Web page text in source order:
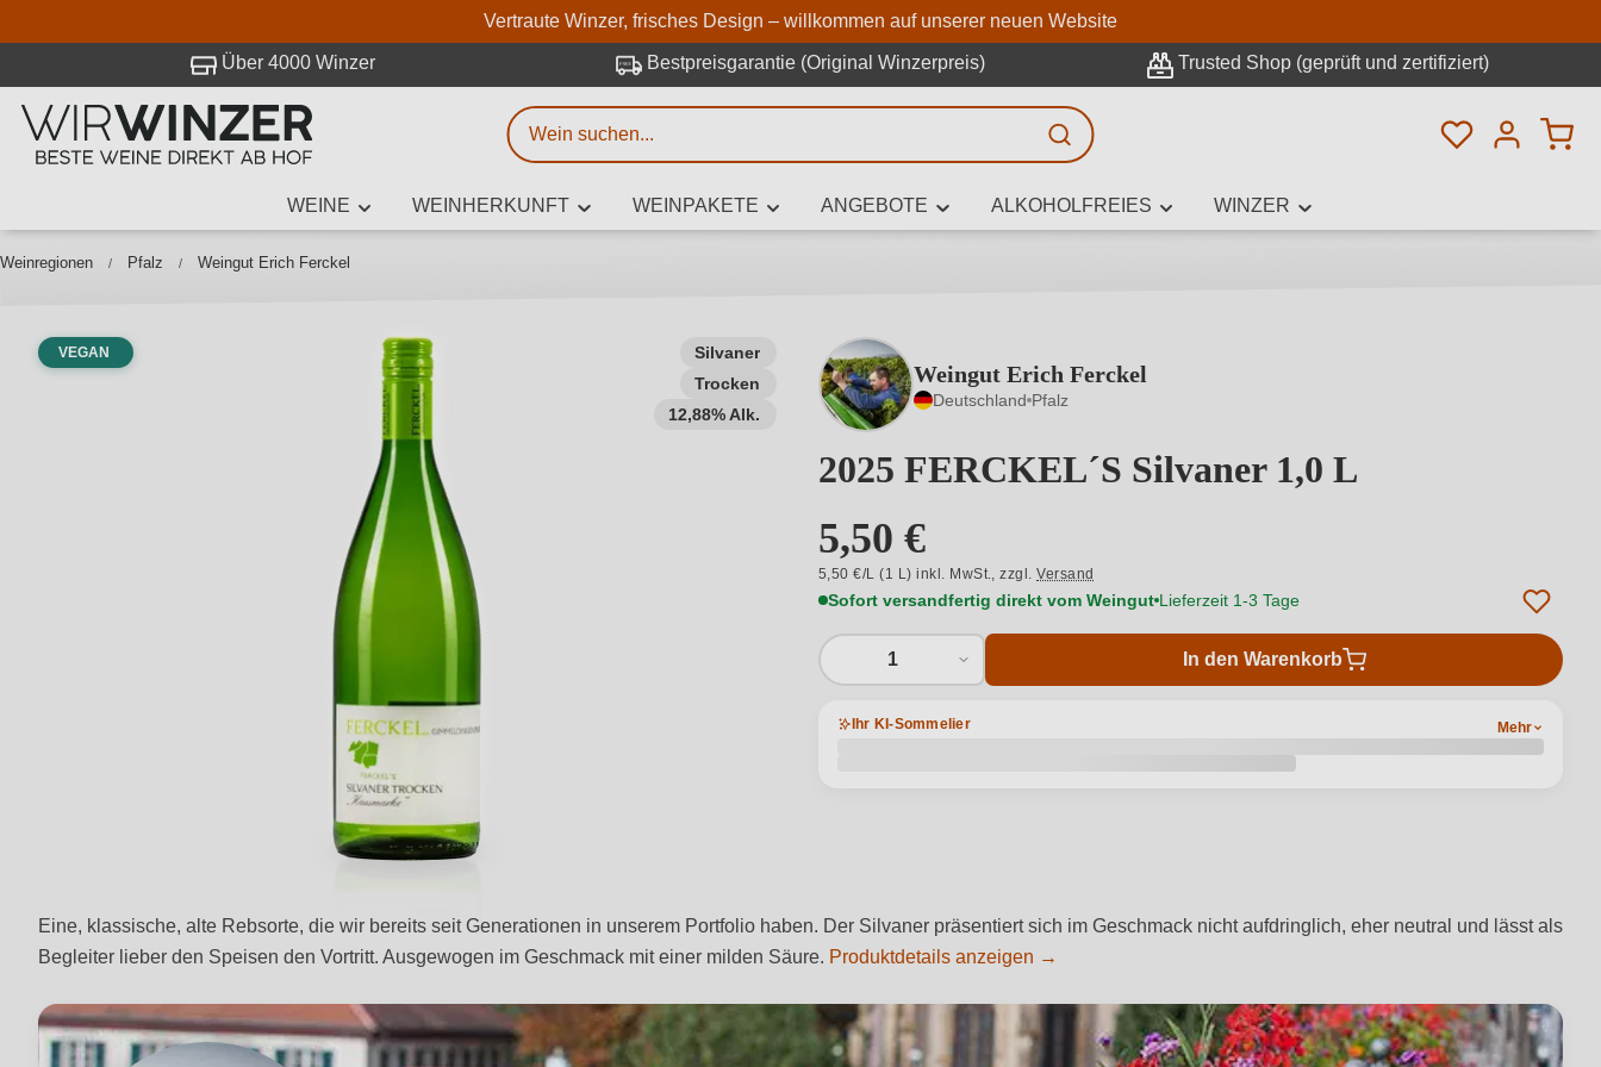
Zum Hauptinhalt springen
Zur Suche springen
Zur Hauptnavigation springen
Vertraute Winzer, frisches Design – willkommen auf unserer neuen Website
Über 4000 Winzer Bestpreisgarantie (Original Winzerpreis) Trusted Shop (geprüft und zertifiziert)
Du hast 0
WEINE WEINHERKUNFT WEINPAKETE ANGEBOTE ALKOHOLFREIES WINZER
Weinregionen Pfalz Weingut Erich Ferckel
Silvaner
Trocken
12,88% Alk.
VEGAN
Weingut Erich Ferckel
Deutschland Pfalz
2025 FERCKEL´S Silvaner 1,0 L
5,50 €
5,50 €/L (1 L) inkl. MwSt.,zzgl.Versand
Sofort versandfertig direkt vom Weingut Lieferzeit 1-3 Tage
1 In den Warenkorb
Ihr KI-Sommelier Mehr
Eine, klassische, alte Rebsorte, die wir bereits seit Generationen in unserem Portfolio haben. Der Silvaner präsentiert sich im Geschmack nicht aufdringlich, eher neutral und lässt als
Begleiter lieber den Speisen den Vortritt. Ausgewogen im Geschmack mit einer milden Säure. Produktdetails anzeigen →
Weinsuche
Mindestens 3 Zeichen eingeben
Erweiterte Suche
Beschreiben Sie, welchen Wein Sie suchen – ob nach Geschmack, Anlass, Weinnamen,
Rebsorte, Region, Winzer oder anderen Kriterien.
bei WirWinzer.